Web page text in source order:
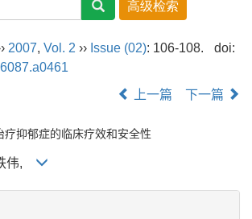
2007, Vol. 2 ›› Issue (02): 106-108.
doi:
上一篇 下一篇
疗抑郁症的临床疗效和安全性
伟,